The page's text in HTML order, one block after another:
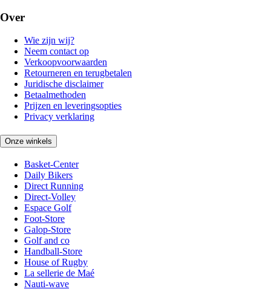
Over
Wie zijn wij?
Neem contact op
Verkoopvoorwaarden
Retourneren en terugbetalen
Juridische disclaimer
Betaalmethoden
Prijzen en leveringsopties
Privacy verklaring
Onze winkels
Basket-Center
Daily Bikers
Direct Running
Direct-Volley
Espace Golf
Foot-Store
Galop-Store
Golf and co
Handball-Store
House of Rugby
La sellerie de Maé
Nauti-wave